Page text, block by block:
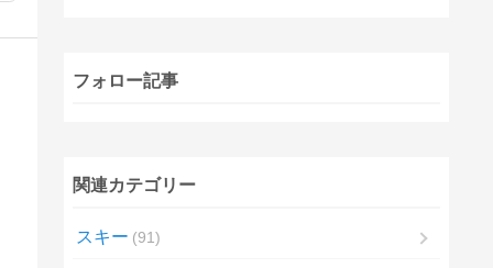
フォロー記事
関連カテゴリー
スキー 91